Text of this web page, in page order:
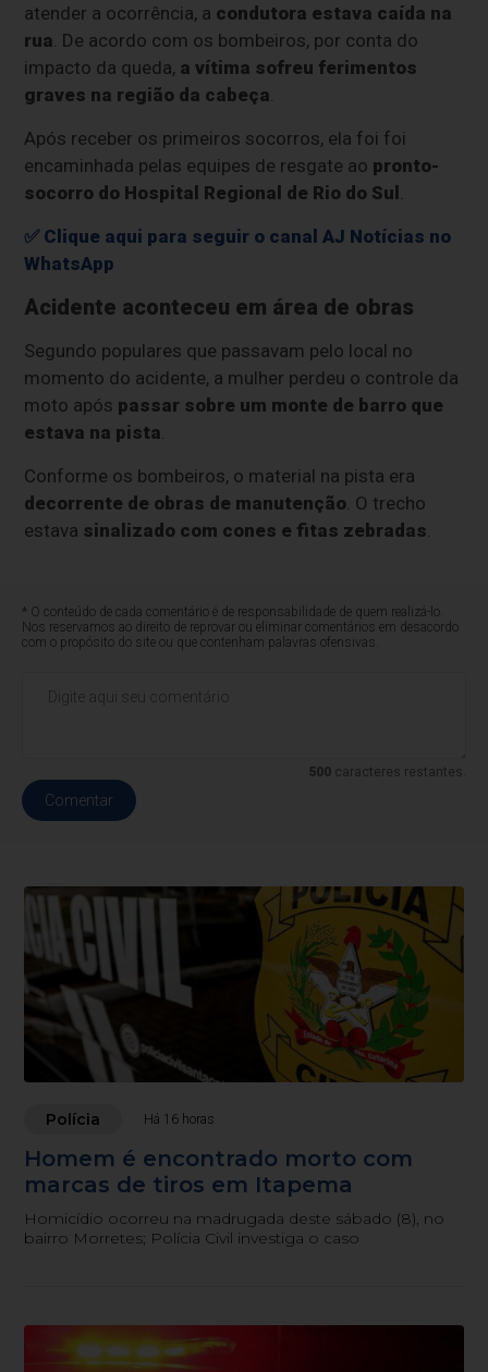
atender a ocorrência, a condutora estava caída na
rua . De acordo com os bombeiros, por conta do
impacto da queda, a vítima sofreu ferimentos
graves na região da cabeça
Após receber os primeiros socorros, ela foi foi
encaminhada pelas equipes de resgate ao pronto-
socorro do Hospital Regional de Rio do Sul
✅ Clique aqui para seguir o canal AJ Notícias no
WhatsApp
Acidente aconteceu em área de obras
Segundo populares que passavam pelo local no
momento do acidente, a mulher perdeu o controle da
moto após passar sobre um monte de barro que
estava na pista
Conforme os bombeiros, o material na pista era
decorrente de obras de manutenção . O trecho
estava sinalizado com cones e fitas zebradas
* O conteúdo de cada comentário é de responsabilidade de quem realizá-lo.
Nos reservamos ao direito de reprovar ou eliminar comentários em desacordo
com o propósito do site ou que contenham palavras ofensivas.
500caracteres restantes.
Comentar
Polícia Há 16 horas
Homem é encontrado morto com
marcas de tiros em Itapema
Homicídio ocorreu na madrugada deste sábado (8), no
bairro Morretes; Polícia Civil investiga o caso